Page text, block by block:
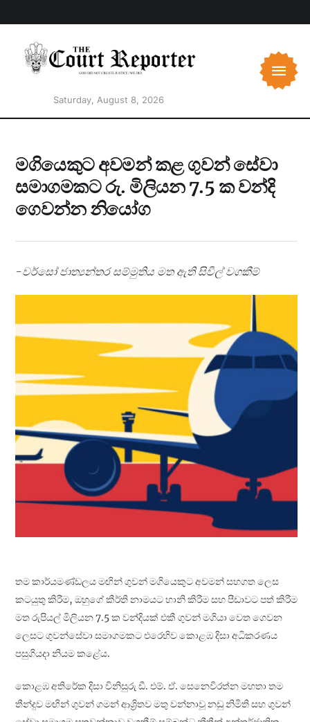
Saturday, August 8, 2026
මගියෙකුට අවමන් කළ ගුවන් සේවා
සමාගමකට රු. මිලියන 7.5 ක වන්දි
ගෙවන්න නියෝග
-වර්සෝ ජාත්‍යන්තර සම්මුතිය මත ඇති සිවිල් වගකීම්
තම කාර්යමණ්ඩලය මඟින් ගුවන් මගියෙකුට අවමන් සහගත ලෙස
කටයුතු කිරීම, ඔහුගේ කීර්ති නාමයට හානි කිරීම සහ පීඩාවට පත් කිරීම
මත රුපියල් මිලියන 7.5 ක වන්දියක් එකී ගුවන් මගියා වෙත ගෙවන
ලෙසට ගුවන්සේවා සමාගමකට එරෙහිව කොළඹ දිසා අධිකරණය
පසුගියදා නියම කළේය.
කොළඹ අතිරේක දිසා විනිසුරු ඩී. එම්. ඒ. සෙනෙවිරත්න මහතා තම
තීන්දුව මඟින් ගුවන් ගමන් ආශ්‍රිතව මතු වන්නාවූ නඩු නිමිති සහ ගුවන්